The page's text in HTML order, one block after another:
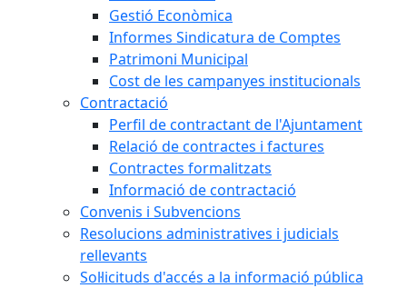
Gestió Econòmica
Informes Sindicatura de Comptes
Patrimoni Municipal
Cost de les campanyes institucionals
Contractació
Perfil de contractant de l'Ajuntament
Relació de contractes i factures
Contractes formalitzats
Informació de contractació
Convenis i Subvencions
Resolucions administratives i judicials
rellevants
Sol·licituds d'accés a la informació pública